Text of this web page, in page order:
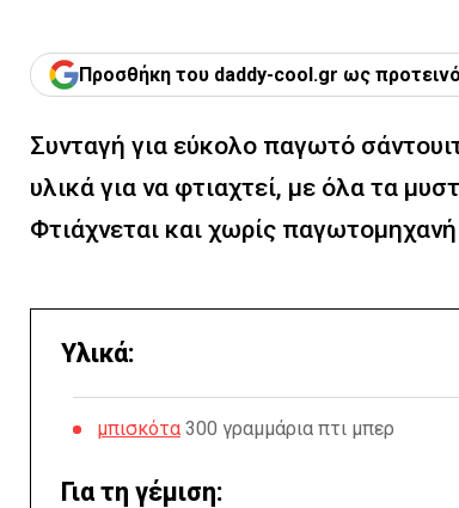
Προσθήκη του daddy-cool.gr ως
Συνταγή για εύκολο παγωτό
υλικά για να φτιαχτεί, με όλα τα
Φτιάχνεται και χωρίς
Υλικά:
μπισκότα 300 γραμμάρια πτι μπερ
Για τη γέμιση: